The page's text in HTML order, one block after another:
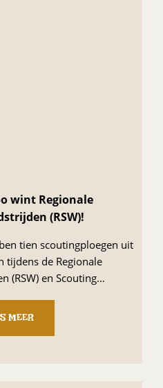
wint Regionale
(RSW)!
tien scoutingploegen uit
tijdens de Regionale
(RSW) en Scouting…
MEER